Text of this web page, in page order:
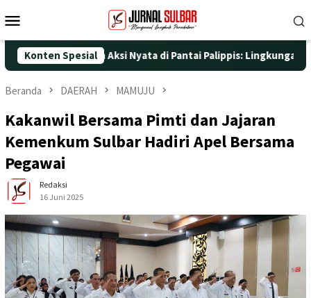
ke
Mobile
Konten Spesial
25 dengan Aksi Nyata di Pantai Palippis: Lingkungan dan
Beranda DAERAH MAMUJU
Kakanwil Bersama Pimti dan Jajaran
Kemenkum Sulbar Hadiri Apel Bersama
Pegawai
Redaksi
16 Juni 2025